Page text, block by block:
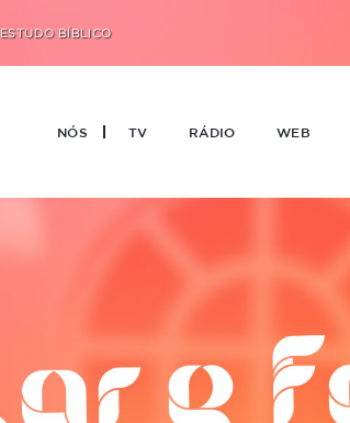
NÓS TV RÁDIO WEB
ESTUDO BÍBLICO